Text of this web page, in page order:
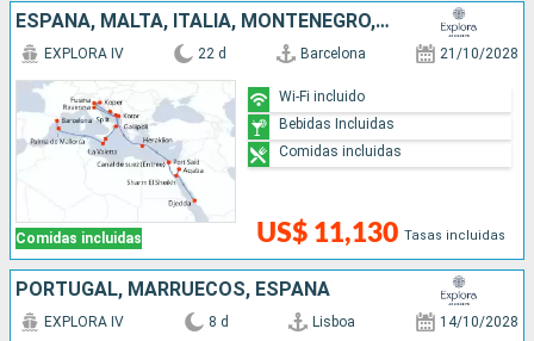
ESPAÑA, MALTA, ITALIA, MONTENEGRO, ESLOVENIA, CROACIA, GRECIA, EGIPTO, JORDANIA, ARABIA SAUDÍ
Comidas incluidas
EXPLORA IV 22 d Barcelona 21/10/2028
US$ 11,130 Tasas incluidas
Wi-Fi incluido
Bebidas Incluidas
Comidas incluidas
PORTUGAL, MARRUECOS, ESPAÑA
EXPLORA IV 8 d Lisboa 14/10/2028